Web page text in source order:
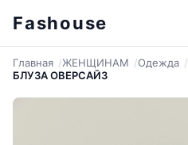
Fashouse
Главная ЖЕНЩИНАМ Одежда
БЛУЗА ОВЕРСАЙЗ